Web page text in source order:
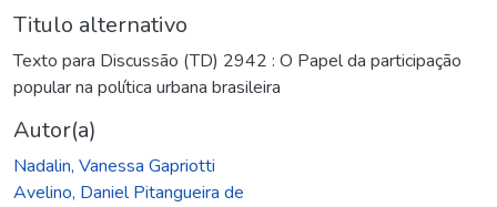
Titulo alternativo
Texto para Discussão (TD) 2942 : O Papel da participação
popular na política urbana brasileira
Autor(a)
Nadalin, Vanessa Gapriotti
Avelino, Daniel Pitangueira de